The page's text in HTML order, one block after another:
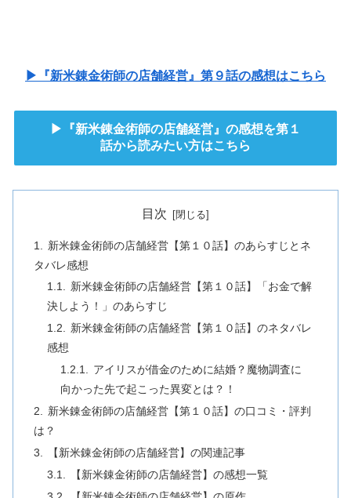
▶『新米錬金術師の店舗経営』第９話の感想はこちら
▶『新米錬金術師の店舗経営』の感想を第１
話から読みたい方はこちら
目次
新米錬金術師の店舗経営【第１０話】のあらすじとネ
タバレ感想
新米錬金術師の店舗経営【第１０話】「お金で解
決しよう！」のあらすじ
新米錬金術師の店舗経営【第１０話】のネタバレ
感想
アイリスが借金のために結婚？魔物調査に
向かった先で起こった異変とは？！
新米錬金術師の店舗経営【第１０話】の口コミ・評判
は？
【新米錬金術師の店舗経営】の関連記事
【新米錬金術師の店舗経営】の感想一覧